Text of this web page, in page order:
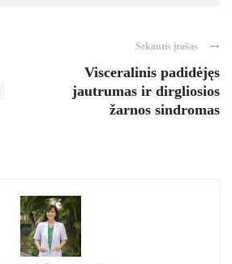
Sekantis įrašas
Visceralinis padidėjęs
jautrumas ir dirgliosios
žarnos sindromas